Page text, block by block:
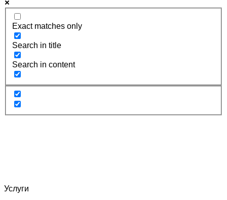
Exact matches only
Search in title
Search in content
Услуги